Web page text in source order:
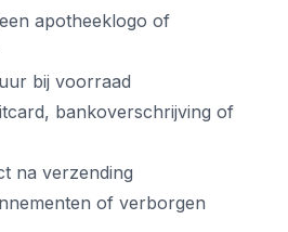
apotheeklogo of
bij voorraad
bankoverschrijving of
na verzending
of verborgen